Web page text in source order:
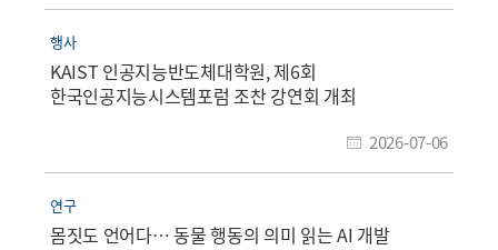
행사
KAIST 인공지능반도체대학원, 제6회
한국인공지능시스템포럼 조찬 강연회 개최
2026-07-06
연구
몸짓도 언어다… 동물 행동의 의미 읽는 AI 개발